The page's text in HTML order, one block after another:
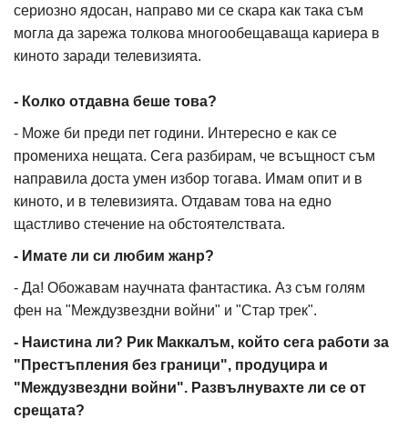
сериозно ядосан, направо ми се скара как така съм
могла да зарежа толкова многообещаваща кариера в
киното заради телевизията.
- Колко отдавна беше това?
- Може би преди пет години. Интересно е как се
промениха нещата. Сега разбирам, че всъщност съм
направила доста умен избор тогава. Имам опит и в
киното, и в телевизията. Отдавам това на едно
щастливо стечение на обстоятелствата.
- Имате ли си любим жанр?
- Да! Обожавам научната фантастика. Аз съм голям
фен на "Междузвездни войни" и "Стар трек".
- Наистина ли? Рик Маккалъм, който сега работи за
"Престъпления без граници", продуцира и
"Междузвездни войни". Развълнувахте ли се от
срещата?